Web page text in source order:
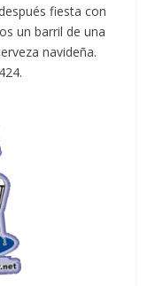
fiesta con
un barril de una
navideña.